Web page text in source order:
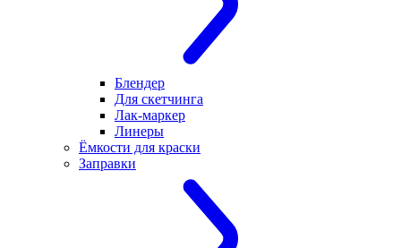
Блендер
Для скетчинга
Лак-маркер
Линеры
Ёмкости для краски
Заправки